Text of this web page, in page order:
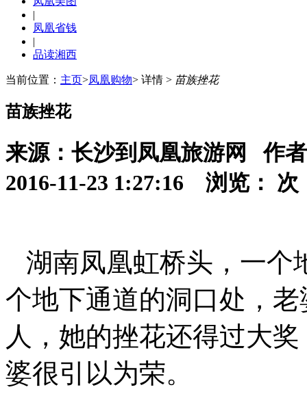
|
凤凰省钱
|
品读湘西
当前位置： 主页>凤凰购物> 详情 > 苗族挫花
苗族挫花
来源：长沙到凤凰旅游网 作
2016-11-23 1:27:16 浏览： 次
湖南凤凰虹桥头，一个
个地下通道的洞口处，
人，她的挫花还得过大
婆很引以为荣。